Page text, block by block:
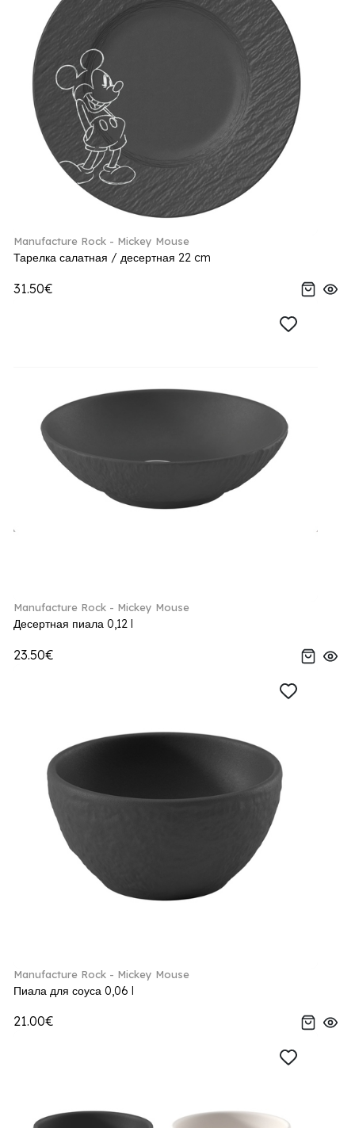
Manufacture Rock - Mickey Mouse
Тарелка салатная / десертная 22 cm
31.50€
Manufacture Rock - Mickey Mouse
Десертная пиала 0,12 l
23.50€
Manufacture Rock - Mickey Mouse
Пиала для соуса 0,06 l
21.00€